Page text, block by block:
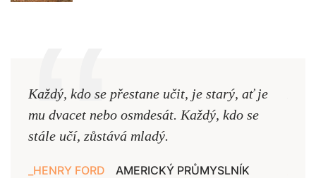
Každý, kdo se přestane učit, je starý, ať je
mu dvacet nebo osmdesát. Každý, kdo se
stále učí, zůstává mladý.
HENRY FORD AMERICKÝ PRŮMYSLNÍK